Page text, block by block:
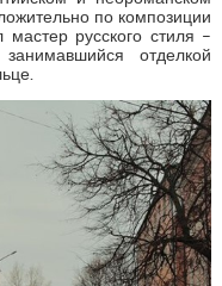
по композиции
русского стиля –
отделкой